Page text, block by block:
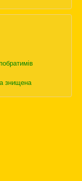
знищена